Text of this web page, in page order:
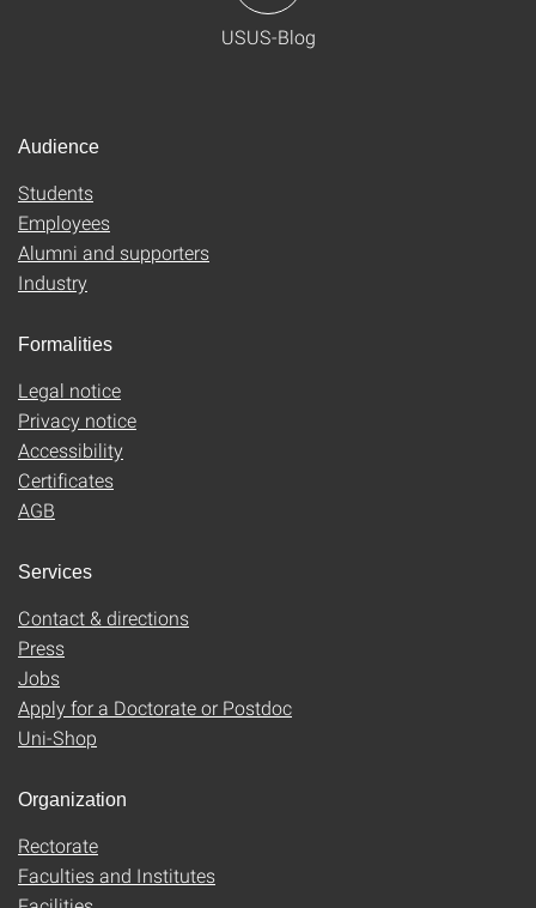
USUS-Blog
Audience
Students
Employees
Alumni and supporters
Industry
Formalities
Legal notice
Privacy notice
Accessibility
Certificates
AGB
Services
Contact & directions
Press
Jobs
Apply for a Doctorate or Postdoc
Uni-Shop
Organization
Rectorate
Faculties and Institutes